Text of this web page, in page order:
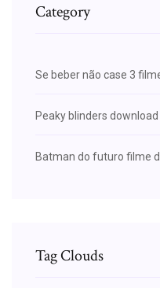
Category
Se beber não case 3
Peaky blinders
Batman do futuro filme
Tag Clouds